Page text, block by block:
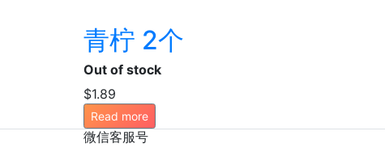
青柠 2个
Out of stock
$1.89
Read more
微信客服号